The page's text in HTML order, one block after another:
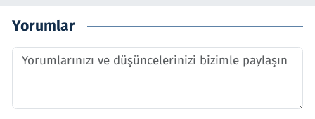
Yorumlar